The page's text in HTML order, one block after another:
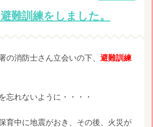
難訓練をしました。
の消防士さん立会いの下、 避難訓練
忘れないように・・・・
育中に地震がおき、その後、火災が